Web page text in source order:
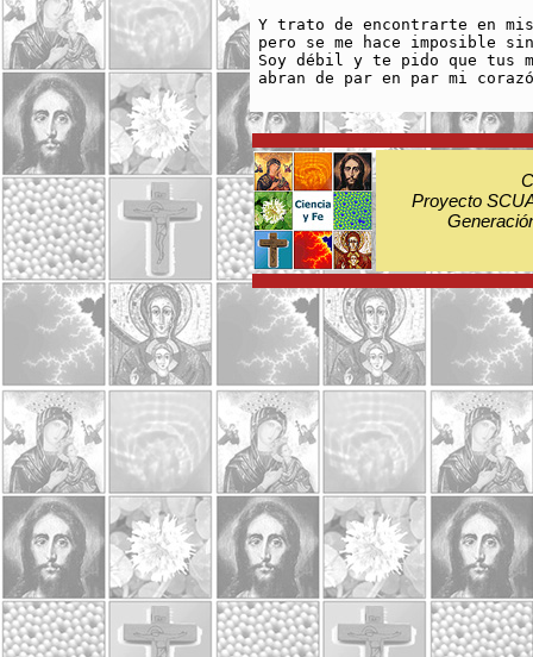
Y trato de encontrarte en
pero se me hace imposible
Soy débil y te pido que tus
Proyecto